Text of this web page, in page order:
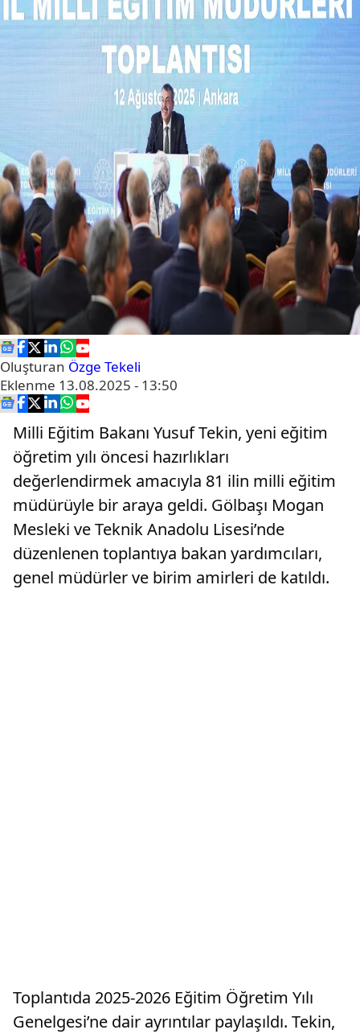
Oluşturan Özge Tekeli
Eklenme 13.08.2025 - 13:50
Milli Eğitim Bakanı Yusuf Tekin, yeni eğitim
öğretim yılı öncesi hazırlıkları
değerlendirmek amacıyla 81 ilin milli eğitim
müdürüyle bir araya geldi. Gölbaşı Mogan
Mesleki ve Teknik Anadolu Lisesi’nde
düzenlenen toplantıya bakan yardımcıları,
genel müdürler ve birim amirleri de katıldı.
Toplantıda 2025-2026 Eğitim Öğretim Yılı
Genelgesi’ne dair ayrıntılar paylaşıldı. Tekin,